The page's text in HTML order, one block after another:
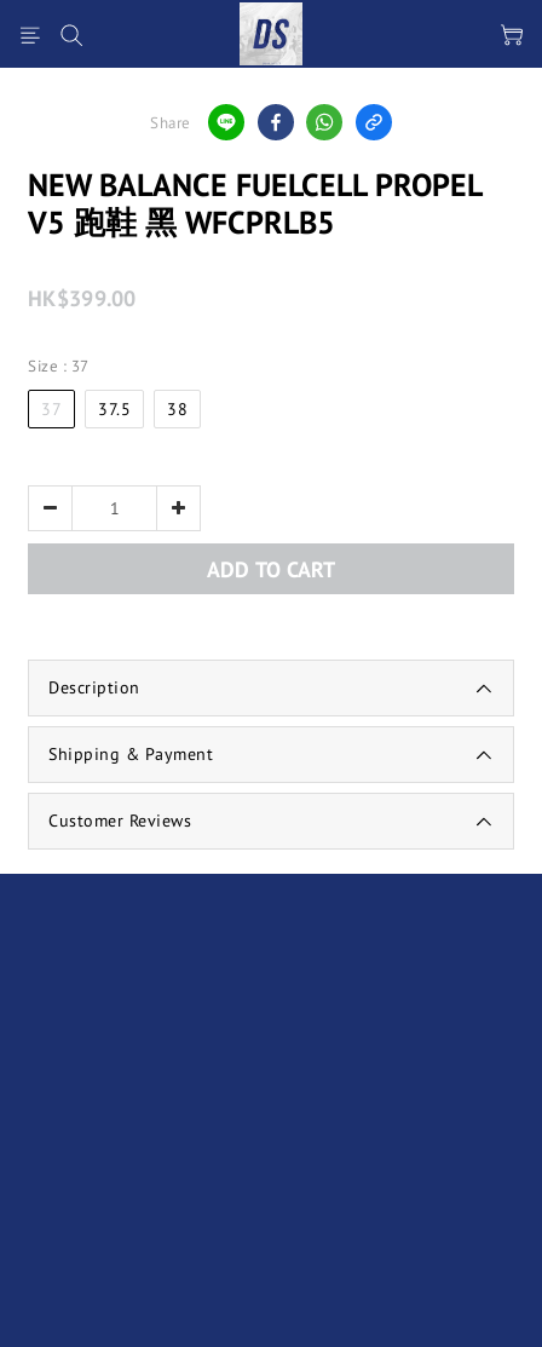
Share
NEW BALANCE FUELCELL PROPEL
V5 跑鞋 黑 WFCPRLB5
HK$399.00
Size : 37
37 37.5 38
ADD TO CART
Description
Shipping & Payment
Customer Reviews